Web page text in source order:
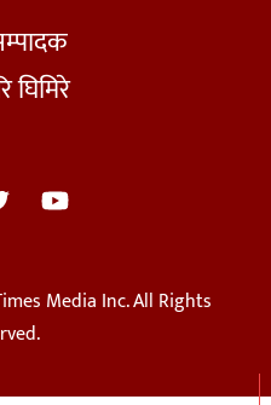
घिमिरे
Media Inc. All Rights